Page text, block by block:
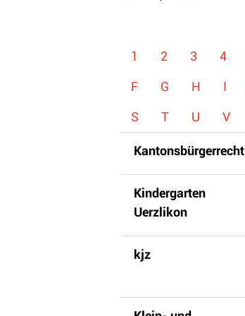
1 2 3 4
F G H I
S T U V
Kantonsbürgerrecht
Kindergarten
Uerzlikon
kjz